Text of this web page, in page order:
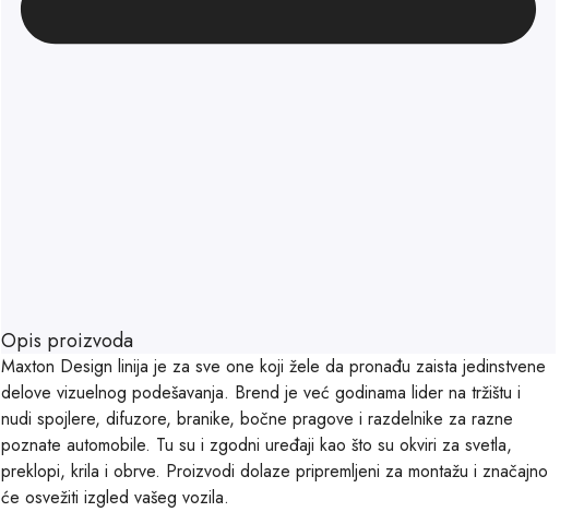
Opis proizvoda
Maxton Design linija je za sve one koji žele da pronađu zaista jedinstvene
delove vizuelnog podešavanja. Brend je već godinama lider na tržištu i
nudi spojlere, difuzore, branike, bočne pragove i razdelnike za razne
poznate automobile. Tu su i zgodni uređaji kao što su okviri za svetla,
preklopi, krila i obrve. Proizvodi dolaze pripremljeni za montažu i značajno
će osvežiti izgled vašeg vozila.